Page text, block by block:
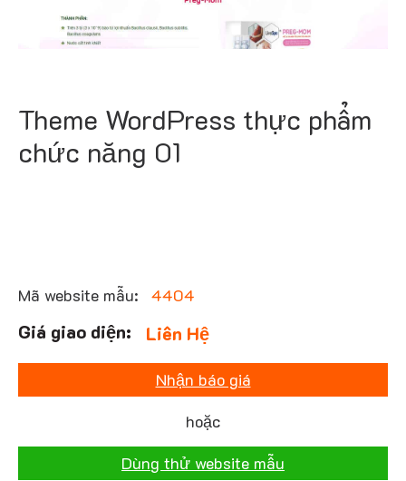
Theme WordPress thực phẩm
chức năng 01
Mã website mẫu: 4404
Liên Hệ
Nhận báo giá
hoặc
Dùng thử website mẫu